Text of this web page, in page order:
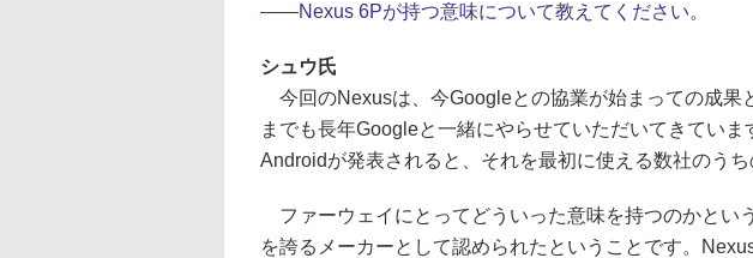
――Nexus 6Pが持つ意味について教えてください。
シュウ氏
今回のNexusは、今Googleとの協業が始まっての成果
までも長年Googleと一緒にやらせていただいてきていま
Androidが発表されると、それを最初に使える数社のうち
ファーウェイにとってどういった意味を持つのかとい
を誇るメーカーとして認められたということです。